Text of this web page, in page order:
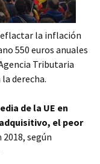
la inflación
550 euros anuales
Tributaria
derecha.
de la UE en
el peor
según